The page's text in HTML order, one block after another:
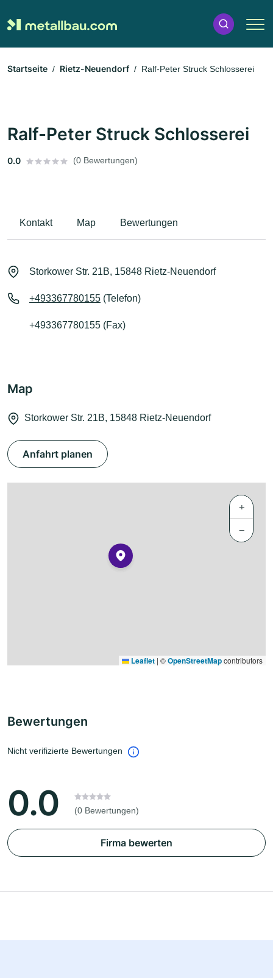
Startseite Rietz-Neuendorf Ralf-Peter Struck Schlosserei
Ralf-Peter Struck Schlosserei
0.0 (0 Bewertungen)
Kontakt Map Bewertungen
Storkower Str. 21B, 15848 Rietz-Neuendorf
+493367780155 (Telefon)
+493367780155 (Fax)
Map
Storkower Str. 21B, 15848 Rietz-Neuendorf
Anfahrt planen
+
−
Leaflet | ©OpenStreetMapcontributors
Bewertungen
Nicht verifizierte Bewertungen
0.0 (0 Bewertungen)
Firma bewerten